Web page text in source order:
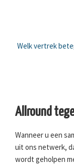
Welk vertrek
Allround
Wanneer u een
uit ons netwerk,
wordt geholpen